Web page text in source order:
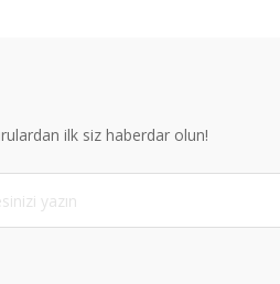
hatalar bulunuyor.
sitelerden daha pahalı.
farklı alternatifler olmalı.
ilk siz haberdar olun!